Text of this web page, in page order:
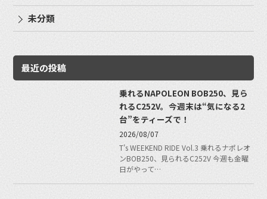
未分類
最近の投稿
乗れるNAPOLEON BOB250、見ら
れるC252V。今週末は“気になる2
台”をティーズで！
2026/08/07
T's WEEKEND RIDE Vol.3 乗れるナポレオ
ンBOB250、見られるC252V 今週も金曜
日がやって…